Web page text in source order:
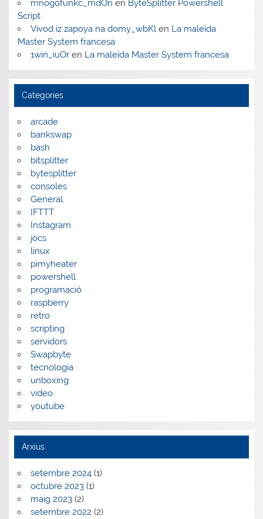
mnogofunkc_mdOn en ByteSplitter Powershell
Script
Vivod iz zapoya na domy_wbKlen La maleïda
Master System francesa
1win_iuOren La maleïda Master System francesa
Categories
arcade
bankswap
bash
bitsplitter
bytesplitter
consoles
General
IFTTT
Instagram
jocs
linux
pimyheater
powershell
programació
raspberry
retro
scripting
servidors
Swapbyte
tecnologia
unboxing
video
youtube
Arxius
setembre 2024(1)
octubre 2023(1)
maig 2023(2)
setembre 2022 (2)